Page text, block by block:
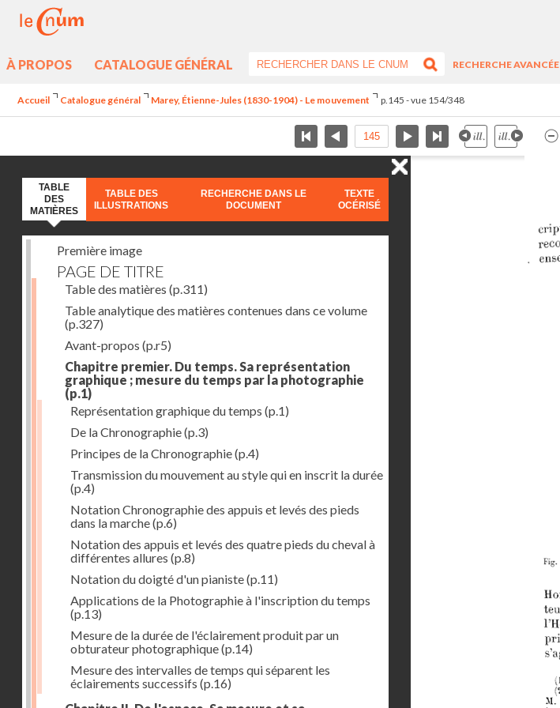
À PROPOS CATALOGUE GÉNÉRAL
RECHERCHE AVANCÉE
Accueil Catalogue général Marey, Étienne-Jules (1830-1904) - Le mouvement p.145 - vue 154/348
TABLE
DES
MATIÈRES
TABLE DES
ILLUSTRATIONS
RECHERCHE DANS LE
DOCUMENT
TEXTE
OCÉRISÉ
Première image
PAGE DE TITRE
Table des matières (p.311)
Table analytique des matières contenues dans ce volume
(p.327)
Avant-propos (p.r5)
Chapitre premier. Du temps. Sa représentation
graphique ; mesure du temps par la photographie
(p.1)
Représentation graphique du temps (p.1)
De la Chronographie(p.3)
Principes de la Chronographie(p.4)
Transmission du mouvement au style qui en inscrit la durée
(p.4)
Notation Chronographie des appuis et levés des pieds
dans la marche(p.6)
Notation des appuis et levés des quatre pieds du cheval à
différentes allures (p.8)
Notation du doigté d'un pianiste(p.11)
Applications de la Photographie à l'inscription du temps
(p.13)
Mesure de la durée de l'éclairement produit par un
obturateur photographique(p.14)
Mesure des intervalles de temps qui séparent les
éclairements successifs (p.16)